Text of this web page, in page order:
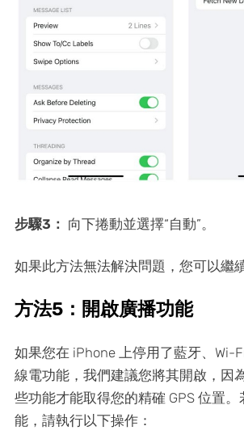
步驟3： 向下捲動並選擇“自動”。
如果此方法無法解決問題，您可以繼
方法5：開啟廣播功能
如果您在 iPhone 上停用了藍牙、Wi-
線電功能，我們建議您將其開啟，因
些功能才能取得您的精確 GPS 位置
能，請執行以下操作：